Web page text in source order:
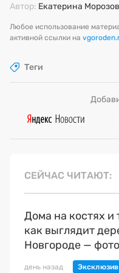
Автор: Екатерина
Любое использование
активной ссылки на
Теги
СЕЙЧАС ЧИТАЮТ
Дома на костях и
как выглядит
Новгороде —
день назад